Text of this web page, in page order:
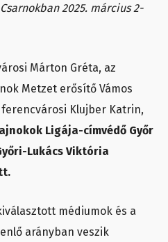
2025. március 2-
Márton Gréta, az
Metzet erősítő Vámos
Klujber Katrin,
Ligája-címvédő Győr
Lukács Viktória
médiumok és a
arányban veszik